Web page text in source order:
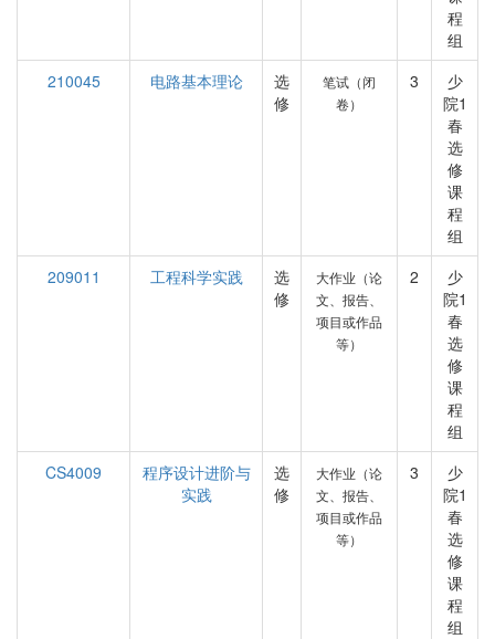
程
组
210045
电路基本理论
选
修
笔试（闭
卷）
3
少
院1
春
选
修
课
程
组
209011
工程科学实践
选
修
大作业（论
文、报告、
项目或作品
等）
2
少
院1
春
选
修
课
程
组
CS4009
程序设计进阶与
实践
选
修
大作业（论
文、报告、
项目或作品
等）
3
少
院1
春
选
修
课
程
组